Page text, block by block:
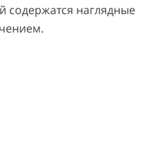
содержатся наглядные